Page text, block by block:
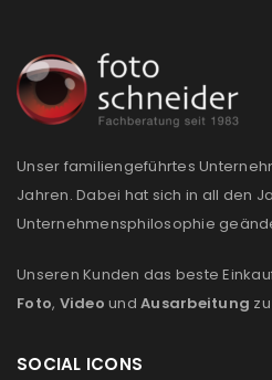
Unser familiengeführtes
Jahren. Dabei hat sich in all den
Unternehmensphilosophie
Unseren Kunden das beste
Foto, Video und Ausarbeitung
SOCIAL ICONS